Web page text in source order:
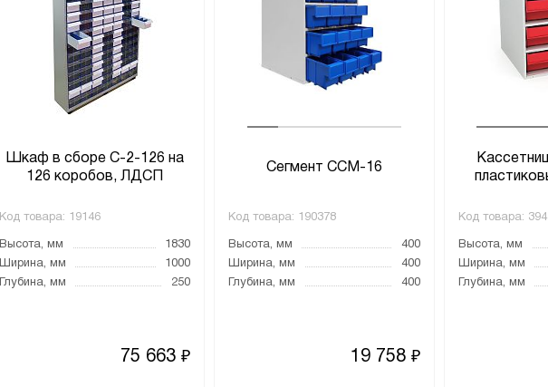
Шкаф в сборе С-2-126 на
126 коробов, ЛДСП
Код товара: 19146
Высота, мм
1830
Ширина, мм
1000
Глубина, мм
250
75 663 ₽
Cегмент ССМ-16
Код товара: 190378
Высота, мм
400
Ширина, мм
400
Глубина, мм
400
19 758 ₽
Код товара:
Высота, мм
Ширина, мм
Глубина, мм